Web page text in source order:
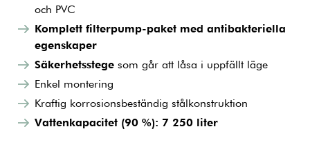
och PVC
Komplett filterpump-paket med antibakteriella
egenskaper
Säkerhetsstegesom går att låsa i uppfällt läge
Enkel montering
Kraftig korrosionsbeständig stålkonstruktion
Vattenkapacitet (90 %): 7 250 liter